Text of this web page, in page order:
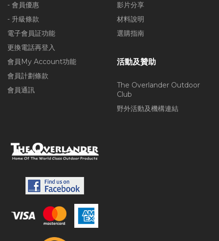
- 會員優惠
- 升級條款
電子會員証功能
更換電話再登入
會員My Account功能
會員計劃條款
會員通訊
影片分享
材料說明
選購指南
活動及贊助
The Overlander Outdoor
Club
野外活動及機構連結